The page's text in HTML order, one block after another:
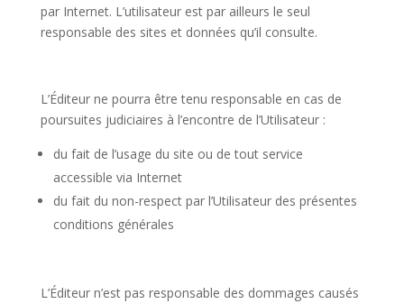
par Internet. L’utilisateur est par ailleurs le seul
responsable des sites et données qu’il consulte.
L’Éditeur ne pourra être tenu responsable en cas de
poursuites judiciaires à l’encontre de l’Utilisateur :
du fait de l’usage du site ou de tout service
accessible via Internet
du fait du non-respect par l’Utilisateur des présentes
conditions générales
L’Éditeur n’est pas responsable des dommages causés